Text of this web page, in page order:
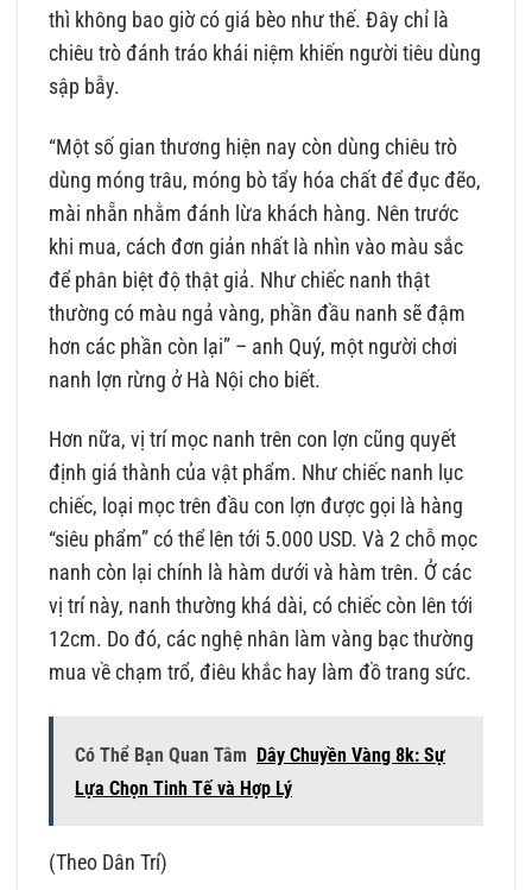
thì không bao giờ có giá bèo như thế. Đây chỉ là
chiêu trò đánh tráo khái niệm khiến người tiêu dùng
sập bẫy.
“Một số gian thương hiện nay còn dùng chiêu trò
dùng móng trâu, móng bò tẩy hóa chất để đục đẽo,
mài nhẵn nhằm đánh lừa khách hàng. Nên trước
khi mua, cách đơn giản nhất là nhìn vào màu sắc
để phân biệt độ thật giả. Như chiếc nanh thật
thường có màu ngả vàng, phần đầu nanh sẽ đậm
hơn các phần còn lại” – anh Quý, một người chơi
nanh lợn rừng ở Hà Nội cho biết.
Hơn nữa, vị trí mọc nanh trên con lợn cũng quyết
định giá thành của vật phẩm. Như chiếc nanh lục
chiếc, loại mọc trên đầu con lợn được gọi là hàng
“siêu phẩm” có thể lên tới 5.000 USD. Và 2 chỗ mọc
nanh còn lại chính là hàm dưới và hàm trên. Ở các
vị trí này, nanh thường khá dài, có chiếc còn lên tới
12cm. Do đó, các nghệ nhân làm vàng bạc thường
mua về chạm trổ, điêu khắc hay làm đồ trang sức.
Có Thể Bạn Quan Tâm Dây Chuyền Vàng 8k: Sự
Lựa Chọn Tinh Tế và Hợp Lý
(Theo Dân Trí)